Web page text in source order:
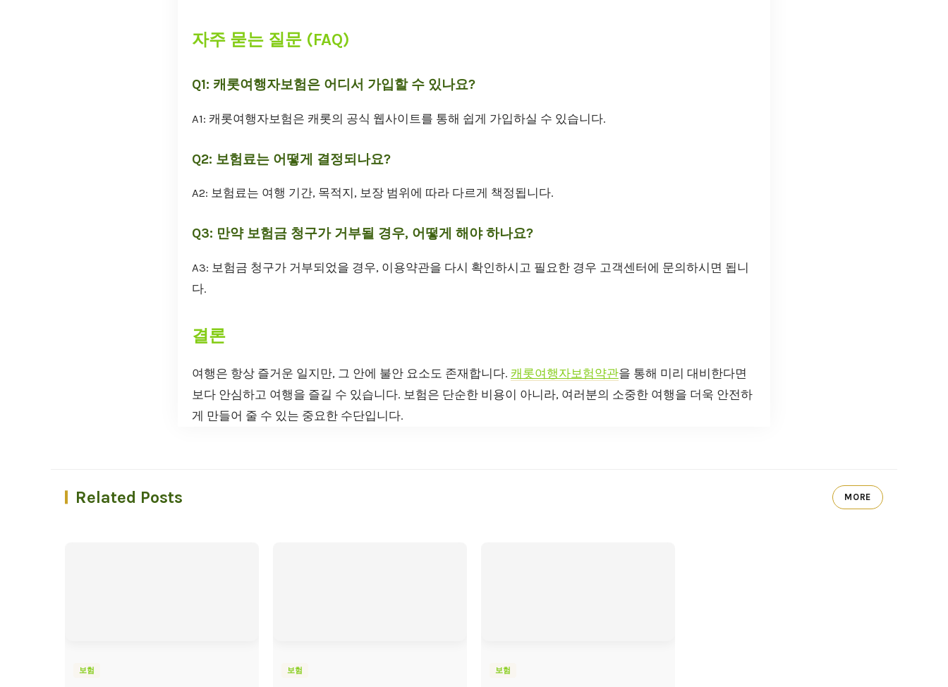
자주 묻는 질문 (FAQ)
Q1: 캐롯여행자보험은 어디서 가입할 수 있나요?
A1: 캐롯여행자보험은 캐롯의 공식 웹사이트를 통해 쉽게 가입하실 수 있습니다.
Q2: 보험료는 어떻게 결정되나요?
A2: 보험료는 여행 기간, 목적지, 보장 범위에 따라 다르게 책정됩니다.
Q3: 만약 보험금 청구가 거부될 경우, 어떻게 해야 하나요?
A3: 보험금 청구가 거부되었을 경우, 이용약관을 다시 확인하시고 필요한 경우 고객센터에 문의하시면 됩니
다.
결론
여행은 항상 즐거운 일지만, 그 안에 불안 요소도 존재합니다. 캐롯여행자보험약관을 통해 미리 대비한다면
보다 안심하고 여행을 즐길 수 있습니다. 보험은 단순한 비용이 아니라, 여러분의 소중한 여행을 더욱 안전하
게 만들어 줄 수 있는 중요한 수단입니다.
Related Posts MORE
보험 보험 보험